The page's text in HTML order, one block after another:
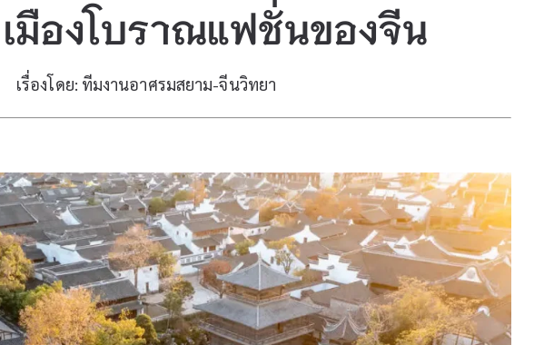
เมืองโบราณแฟชั่นของจีน
เรื่องโดย: ทีมงานอาศรมสยาม-จีนวิทยา